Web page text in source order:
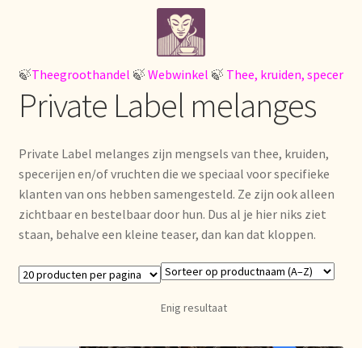
navigatie
inhoud
À propos de nous
About us
Acerca de nosotros
Actuele prijslijst
Afrekenen
🍃Theegroothandel 🍃 Webwinkel 🍃 Thee, kruiden,
Private Label melanges
Private Label melanges zijn mengsels van thee, kruiden,
specerijen en/of vruchten die we speciaal voor specifieke
klanten van ons hebben samengesteld. Ze zijn ook alleen
zichtbaar en bestelbaar door hun. Dus al je hier niks ziet
staan, behalve een kleine teaser, dan kan dat kloppen.
Enig resultaat